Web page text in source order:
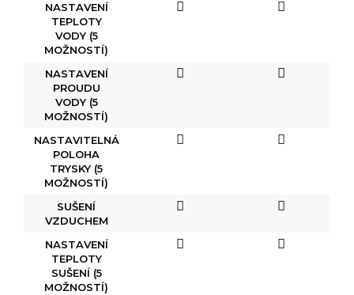
NASTAVENÍ
TEPLOTY
VODY (5
MOŽNOSTÍ)
NASTAVENÍ
PROUDU
VODY (5
MOŽNOSTÍ)
NASTAVITELNÁ
POLOHA
TRYSKY (5
MOŽNOSTÍ)
SUŠENÍ
VZDUCHEM
NASTAVENÍ
TEPLOTY
SUŠENÍ (5
MOŽNOSTÍ)